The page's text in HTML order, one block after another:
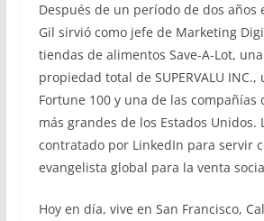
Después de un período de dos años
Gil sirvió como jefe de Marketing
tiendas de alimentos Save-A-Lot,
propiedad total de SUPERVALU
Fortune 100 y una de las compañías
más grandes de los Estados Unidos.
contratado por LinkedIn para servir
evangelista global para la venta
Hoy en día, vive en San Francisco,